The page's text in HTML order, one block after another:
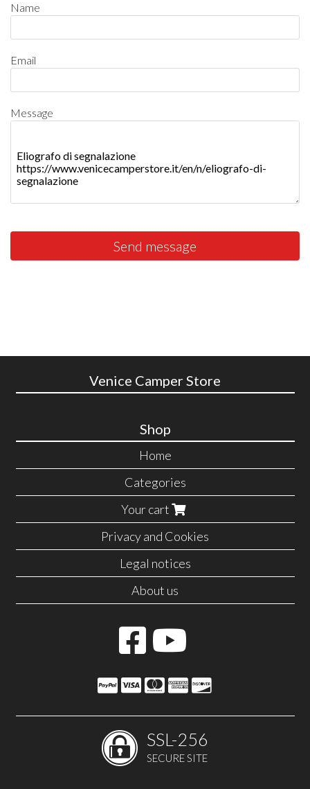
Name
Email
Message
Send message
Venice Camper Store
Shop
Home
Categories
Your cart
Privacy and Cookies
Legal notices
About us
SSL-256
SECURE SITE